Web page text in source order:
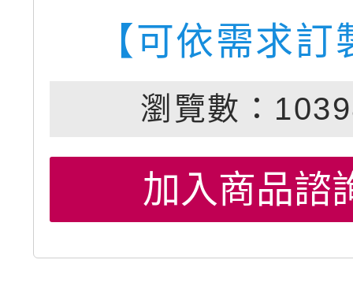
【可依需求訂
瀏覽數：
加入商品諮